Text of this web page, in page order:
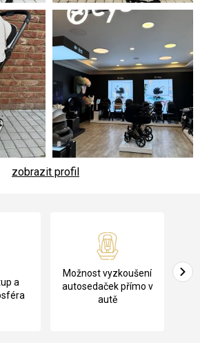
zobrazit profil
a
Možnost vyzkoušení
autosedaček přímo v
autě